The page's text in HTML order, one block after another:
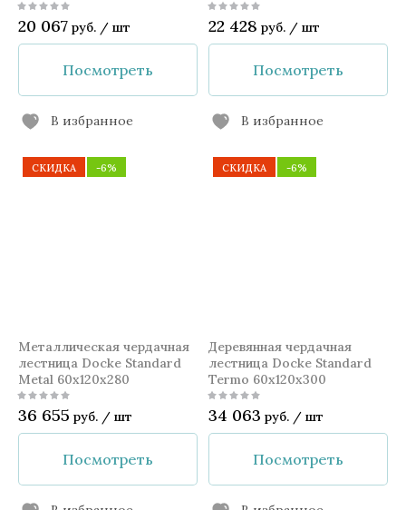
20 067 руб. / шт
Посмотреть
В избранное
22 428 руб. / шт
Посмотреть
В избранное
СКИДКА -6%
Металлическая чердачная
лестница Docke Standard
Metal 60x120x280
36 655 руб. / шт
Посмотреть
СКИДКА -6%
Деревянная чердачная
лестница Docke Standard
Termo 60x120x300
34 063 руб. / шт
Посмотреть